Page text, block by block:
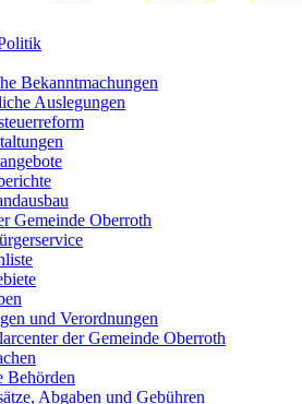
Bekanntmachungen
Auslegungen
Gemeinde Oberroth
und Verordnungen
der Gemeinde Oberroth
Behörden
Abgaben und Gebühren